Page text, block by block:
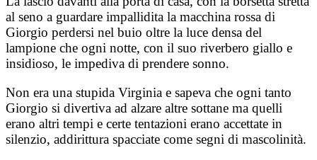
al seno a guardare impallidita la macchina rossa di
Giorgio perdersi nel buio oltre la luce densa del
lampione che ogni notte, con il suo riverbero giallo e
insidioso, le impediva di prendere sonno.
Non era una stupida Virginia e sapeva che ogni tanto
Giorgio si divertiva ad alzare altre sottane ma quelli
erano altri tempi e certe tentazioni erano accettate in
silenzio, addirittura spacciate come segni di mascolinità.